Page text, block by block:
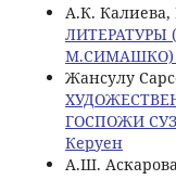
А.К. Калиева,
М.СИМАШКО)
Жансулу
ГОСПОЖИ
Керуен
А.Ш.